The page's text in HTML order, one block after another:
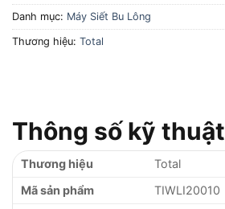
Danh mục: Máy Siết Bu Lông
Thương hiệu: Total
Thông số kỹ thuật
Thương hiệu
Total
Mã sản phẩm
TIWLI20010